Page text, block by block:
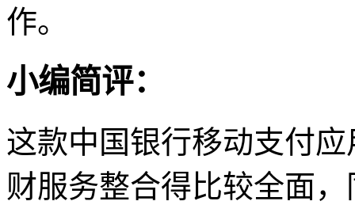
作。
小编简评：
这款中国银行移动支付
财服务整合得比较全面